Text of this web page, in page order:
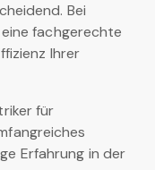
Bei
fachgerechte
Ihrer
für
Erfahrung in der